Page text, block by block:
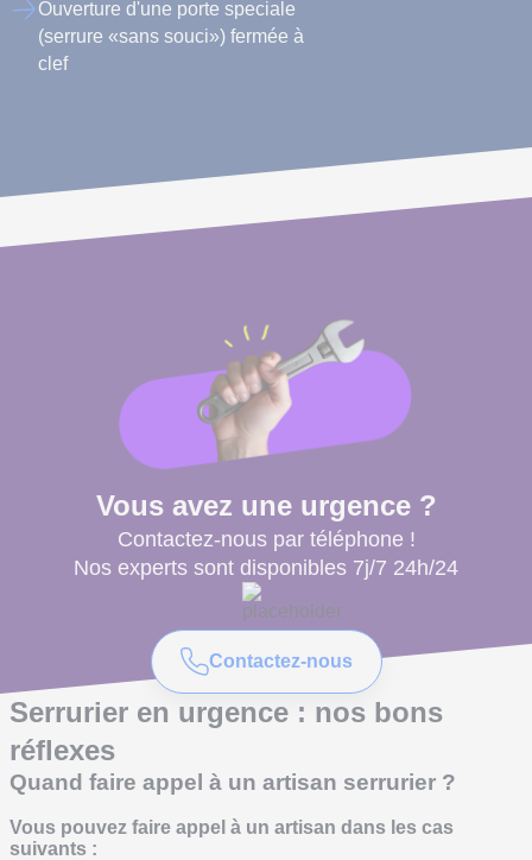
Ouverture d'une porte speciale
(serrure «sans souci») fermée à
clef
Vous avez une urgence ?
Contactez-nous par téléphone !
Nos experts sont disponibles 7j/7 24h/24
Contactez-nous
Serrurier en urgence : nos bons
réflexes
Quand faire appel à un artisan serrurier ?
Vous pouvez faire appel à un artisan dans les cas
suivants :